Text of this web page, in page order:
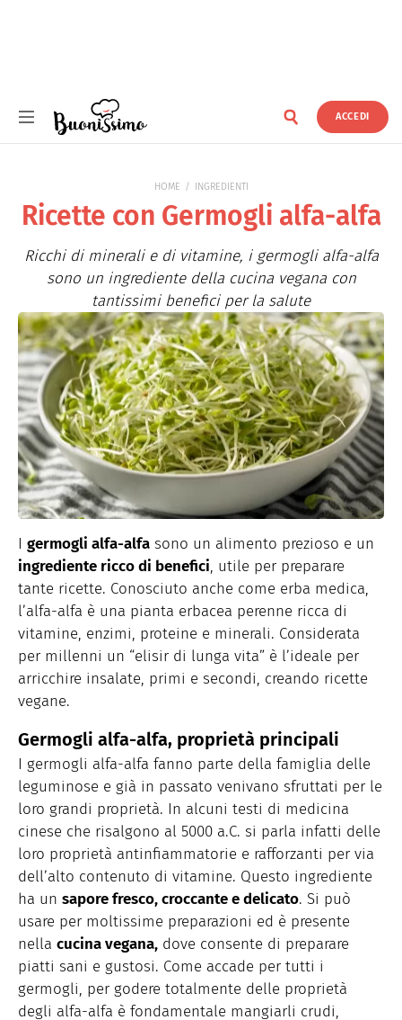
ACCEDI
HOME INGREDIENTI
Ricette con Germogli alfa-alfa
Ricchi di minerali e di vitamine, i germogli alfa-alfa
sono un ingrediente della cucina vegana con
tantissimi benefici per la salute
I germogli alfa-alfa sono un alimento prezioso e un
ingrediente ricco di benefici, utile per preparare
tante ricette. Conosciuto anche come erba medica,
l’alfa-alfa è una pianta erbacea perenne ricca di
vitamine, enzimi, proteine e minerali. Considerata
per millenni un “elisir di lunga vita” è l’ideale per
arricchire insalate, primi e secondi, creando ricette
vegane.
Germogli alfa-alfa, proprietà principali
I germogli alfa-alfa fanno parte della famiglia delle
leguminose e già in passato venivano sfruttati per le
loro grandi proprietà. In alcuni testi di medicina
cinese che risalgono al 5000 a.C. si parla infatti delle
loro proprietà antinfiammatorie e rafforzanti per via
dell’alto contenuto di vitamine. Questo ingrediente
ha un sapore fresco, croccante e delicato. Si può
usare per moltissime preparazioni ed è presente
nella cucina vegana, dove consente di preparare
piatti sani e gustosi. Come accade per tutti i
germogli, per godere totalmente delle proprietà
degli alfa-alfa è fondamentale mangiarli crudi,